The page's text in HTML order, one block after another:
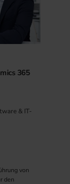
365
& IT-
von
den